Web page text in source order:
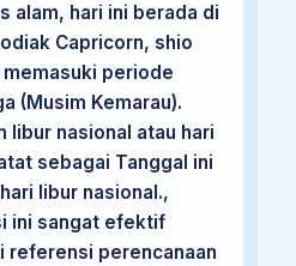
alam, hari ini berada di
Capricorn, shio
memasuki periode
(Musim Kemarau).
libur nasional atau hari
sebagai Tanggal ini
libur nasional.,
ini sangat efektif
referensi perencanaan